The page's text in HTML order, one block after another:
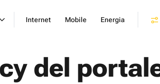
Internet Mobile Energia
del